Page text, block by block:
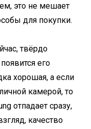
это не мешает
для покупки.
твёрдо
его
хорошая, а если
камерой, то
отпадает сразу,
качество